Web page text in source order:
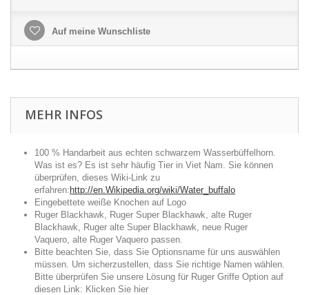
Auf meine Wunschliste
MEHR INFOS
100 % Handarbeit aus echten schwarzem Wasserbüffelhorn.
Was ist es? Es ist sehr häufig Tier in Viet Nam. Sie können
überprüfen, dieses Wiki-Link zu
erfahren: http://en.Wikipedia.org/wiki/Water_buffalo
Eingebettete weiße Knochen auf Logo
Ruger Blackhawk, Ruger Super Blackhawk, alte Ruger
Blackhawk, Ruger alte Super Blackhawk, neue Ruger
Vaquero, alte Ruger Vaquero passen.
Bitte beachten Sie, dass Sie Optionsname für uns auswählen
müssen. Um sicherzustellen, dass Sie richtige Namen wählen.
Bitte überprüfen Sie unsere Lösung für Ruger Griffe Option auf
diesen Link: Klicken Sie hier